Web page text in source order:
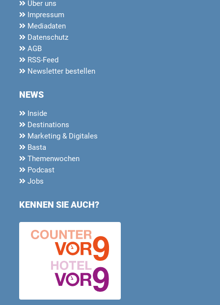
Über uns
Impressum
Mediadaten
Datenschutz
AGB
RSS-Feed
Newsletter bestellen
NEWS
Inside
Destinations
Marketing & Digitales
Basta
Themenwochen
Podcast
Jobs
KENNEN SIE AUCH?